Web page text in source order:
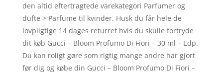
den altid eftertragtede varekategori Parfumer og
dufte > Parfume til kvinder. Husk du får hele de
lovpligtige 14 dages returret hvis du skulle fortryde
dit køb Gucci – Bloom Profumo Di Fiori – 30 ml – Edp.
Du kan roligt gøre som rigtig mange andre har gjort
før dig og købe din Gucci – Bloom Profumo Di Fiori –